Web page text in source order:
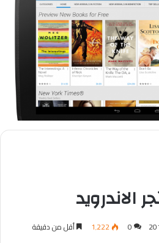
الاندرويد
0 1٬222 أقل من دقيقة